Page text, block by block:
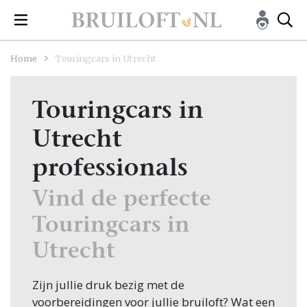
Home Touringcars in Utrecht
Touringcars in
Utrecht
professionals
Vind de perfecte
Touringcars in
Utrecht
Zijn jullie druk bezig met de
voorbereidingen voor jullie bruiloft? Wat een